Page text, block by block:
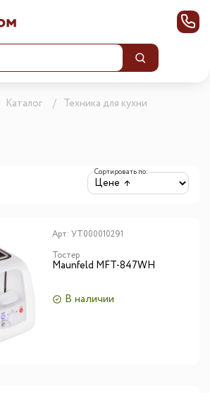
Каталог Техника для кухни
Сортировать по:
Арт: УТ000010291
Тостер
Maunfeld MFT-847WH
В наличии